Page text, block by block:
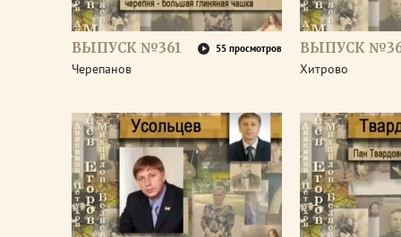
ВЫПУСК №361 55 просмотров
Черепанов
ВЫПУСК
Хитрово